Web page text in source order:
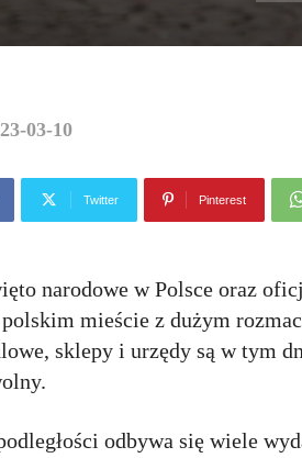
03-10
Twitter Pinterest
narodowe w Polsce oraz
polskim mieście z dużym
sklepy i urzędy są w tym
odbywa się wiele